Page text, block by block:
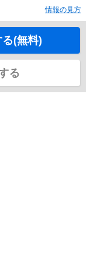
情報の見方
(無料)
る